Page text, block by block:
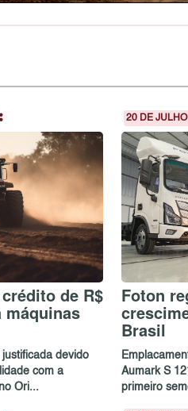
de R$
máquinas
devido
com a
Ori...
20 DE
Foton
Brasil
Aumark S
primeiro